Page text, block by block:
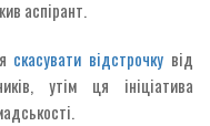
аспірант.
скасувати відстрочку від
утім ця ініціатива